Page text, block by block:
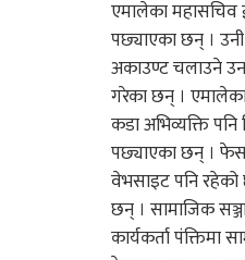
एमालेका महासचिव
पछ्याएका छन् ।
अकाउण्ट चलाउने
गरेका छन् ।
कडा अभिव्यक्ति
पछ्याएका छन् ।
वेभसाइट पनि रहेको
छन् । सामाजिक
कार्यकर्ता